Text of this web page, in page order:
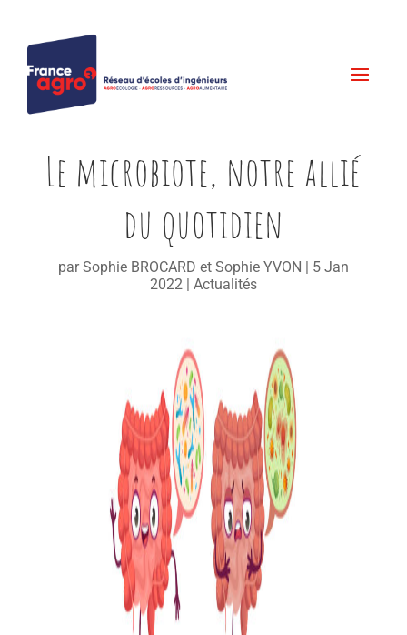
Le microbiote, notre allié
du quotidien
parSophie BROCARD et Sophie YVON | 5 Jan
2022| Actualités